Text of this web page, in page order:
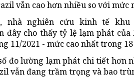
vẫn cao hơn nhiều so với mức
nhà nghiên cứu kinh tế
đây cho thấy tỷ lệ lạm phát
11/2021 - mức cao nhất trong
đo lường lạm phát chi tiết hơn
vẫn đang trầm trọng và bao